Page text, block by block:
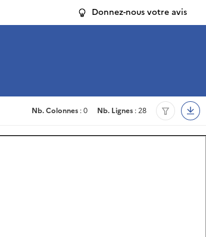
Donnez-nous votre avis
Nb. Colonnes : 0 Nb. Lignes : 28